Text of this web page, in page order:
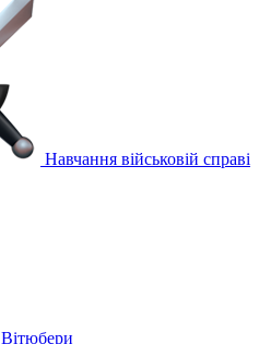
Навчання військовій справі
Вітюбери